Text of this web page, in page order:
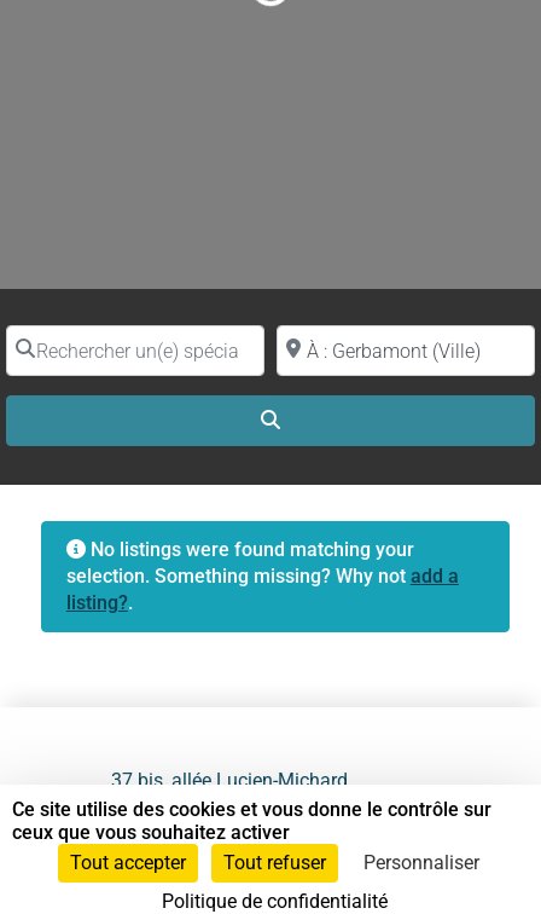
Rechercher un(e) spécialiste par nomProche de (ville ou région)
No listings were found matching your
selection. Something missing? Why not add a
listing?.
37 bis, allée Lucien-Michard
93190 Livry-Gargan
06 61 87 28 09
Ce site utilise des cookies et vous donne le contrôle sur
ceux que vous souhaitez activer
Tout accepter
Tout refuser
Personnaliser
Politique de confidentialité